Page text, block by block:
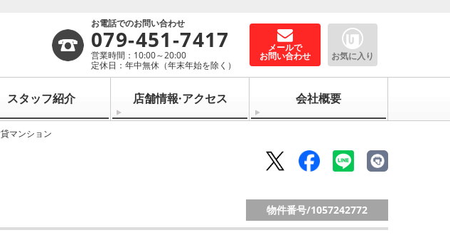
お電話でのお問い合わせ
079-451-7417
営業時間：10:00～20:00
定休日：年中無休（年末年始を除く）
メールで
お問い合わせ お気に入り
スタッフ紹介 店舗情報·アクセス 会社概要
マンション
物件番号/1057242772